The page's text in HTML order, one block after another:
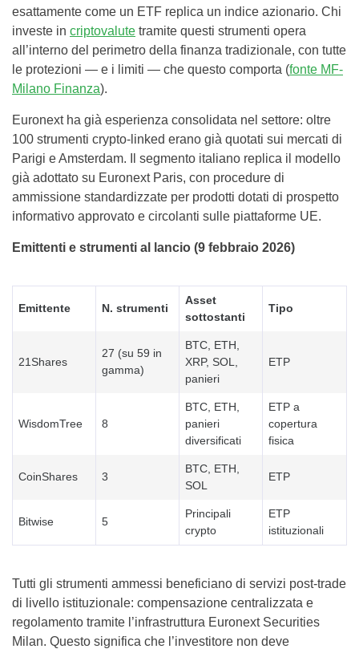
esattamente come un ETF replica un indice azionario. Chi
investe in criptovalute tramite questi strumenti opera
all’interno del perimetro della finanza tradizionale, con tutte
le protezioni — e i limiti — che questo comporta (fonte MF-
Milano Finanza).
Euronext ha già esperienza consolidata nel settore: oltre
100 strumenti crypto-linked erano già quotati sui mercati di
Parigi e Amsterdam. Il segmento italiano replica il modello
già adottato su Euronext Paris, con procedure di
ammissione standardizzate per prodotti dotati di prospetto
informativo approvato e circolanti sulle piattaforme UE.
Emittenti e strumenti al lancio (9 febbraio 2026)
Emittente N. strumenti
Asset
sottostanti
Tipo
21Shares
27 (su 59 in
gamma)
BTC, ETH,
XRP, SOL,
panieri
ETP
WisdomTree 8
BTC, ETH,
panieri
diversificati
ETP a
copertura
fisica
CoinShares 3
BTC, ETH,
SOL
ETP
Bitwise 5
Principali
crypto
ETP
istituzionali
Tutti gli strumenti ammessi beneficiano di servizi post-trade
di livello istituzionale: compensazione centralizzata e
regolamento tramite l’infrastruttura Euronext Securities
Milan. Questo significa che l’investitore non deve